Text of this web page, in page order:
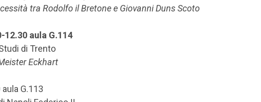
tra Rodolfo il Bretone e Giovanni Duns Scoto
12.30 aula G.114
di Trento
Eckhart
G.113